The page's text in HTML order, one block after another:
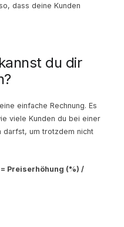
dass deine Kunden
du dir
einfache Rechnung. Es
viele Kunden du bei einer
darfst, um trotzdem nicht
Preiserhöhung (%) /